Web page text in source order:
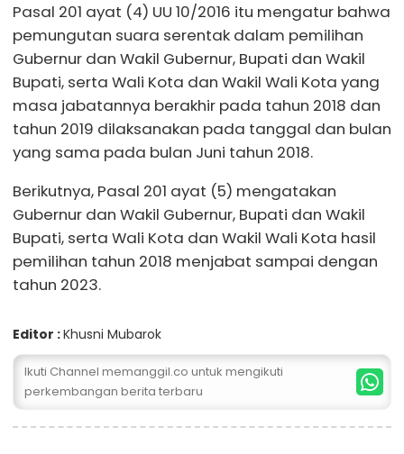
Pasal 201 ayat (4) UU 10/2016 itu mengatur bahwa
pemungutan suara serentak dalam pemilihan
Gubernur dan Wakil Gubernur, Bupati dan Wakil
Bupati, serta Wali Kota dan Wakil Wali Kota yang
masa jabatannya berakhir pada tahun 2018 dan
tahun 2019 dilaksanakan pada tanggal dan bulan
yang sama pada bulan Juni tahun 2018.
Berikutnya, Pasal 201 ayat (5) mengatakan
Gubernur dan Wakil Gubernur, Bupati dan Wakil
Bupati, serta Wali Kota dan Wakil Wali Kota hasil
pemilihan tahun 2018 menjabat sampai dengan
tahun 2023.
Editor :Khusni Mubarok
Ikuti Channel memanggil.co untuk mengikuti
perkembangan berita terbaru